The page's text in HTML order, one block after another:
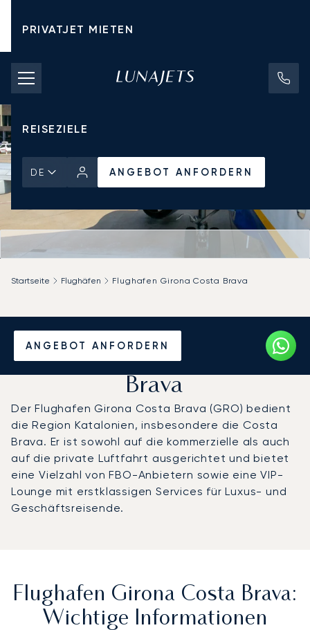
PRIVATJET MIETEN
CHARTERPREISE
PRIVATJETS
REISEZIELE
DE ANGEBOT ANFORDERN
ANGEBOT ANFORDERN
Startseite Flughäfen Flughafen Girona Costa Brava
Privatjet chartern zum
Flughafen Girona Costa
Brava
Der Flughafen Girona Costa Brava (GRO) bedient
die Region Katalonien, insbesondere die Costa
Brava. Er ist sowohl auf die kommerzielle als auch
auf die private Luftfahrt ausgerichtet und bietet
eine Vielzahl von FBO-Anbietern sowie eine VIP-
Lounge mit erstklassigen Services für Luxus- und
Geschäftsreisende.
Flughafen Girona Costa Brava:
Wichtige Informationen